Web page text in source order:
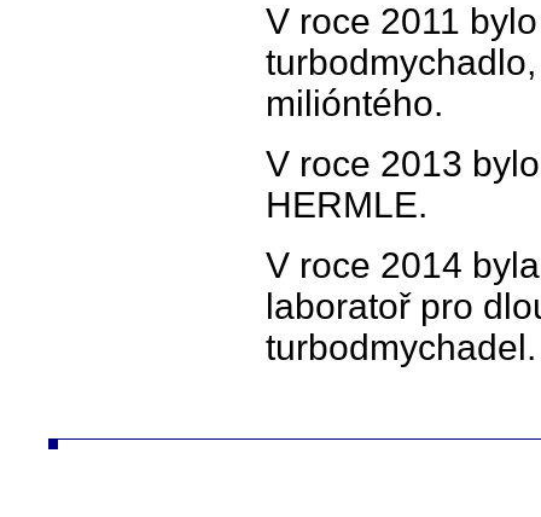
V roce 2011
milióntého.
V roce 2013
HERMLE.
V roce 2014
laboratoř pro
turbodmychadel.